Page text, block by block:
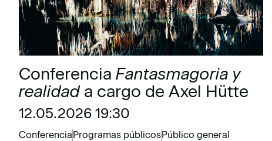
Conferencia Fantasmagoria y
realidada cargo de Axel Hütte
12.05.2026 19:30
ConferenciaProgramas públicosPúblico general